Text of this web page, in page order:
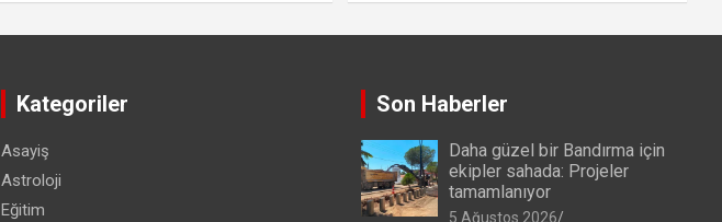
Kategoriler
Asayiş
Astroloji
Eğitim
Son Haberler
Daha güzel bir Bandırma için
ekipler sahada: Projeler
tamamlanıyor
5 Ağustos 2026